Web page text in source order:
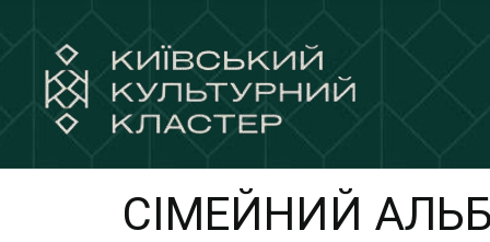
СІМЕЙНИЙ